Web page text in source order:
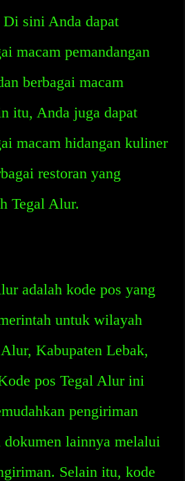
sini Anda dapat
macam pemandangan
berbagai macam
itu, Anda juga dapat
macam hidangan kuliner
restoran yang
Tegal Alur.
adalah kode pos yang
untuk wilayah
Kabupaten Lebak,
pos Tegal Alur ini
pengiriman
dokumen lainnya melalui
Selain itu, kode